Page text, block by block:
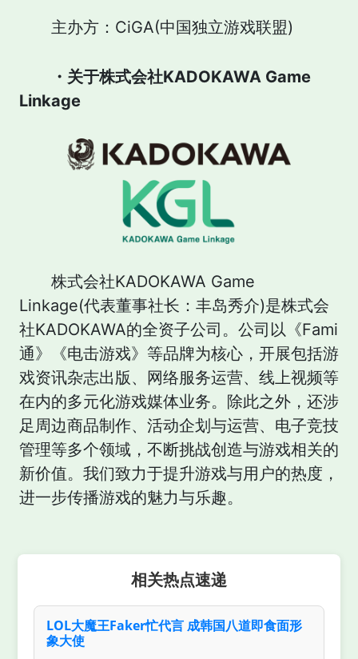
主办方：CiGA(中国独立游戏联盟)
・关于株式会社KADOKAWA Game
Linkage
株式会社KADOKAWA Game
Linkage(代表董事社长：丰岛秀介)是株式会
社KADOKAWA的全资子公司。公司以《Fami
通》《电击游戏》等品牌为核心，开展包括游
戏资讯杂志出版、网络服务运营、线上视频等
在内的多元化游戏媒体业务。除此之外，还涉
足周边商品制作、活动企划与运营、电子竞技
管理等多个领域，不断挑战创造与游戏相关的
新价值。我们致力于提升游戏与用户的热度，
进一步传播游戏的魅力与乐趣。
相关热点速递
LOL大魔王Faker忙代言 成韩国八道即食面形
象大使